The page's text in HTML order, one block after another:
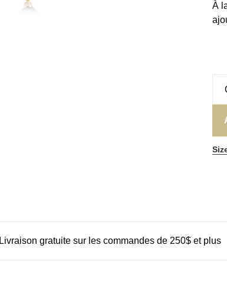
À
Livraison gratuite sur les commandes de 250$ et plus